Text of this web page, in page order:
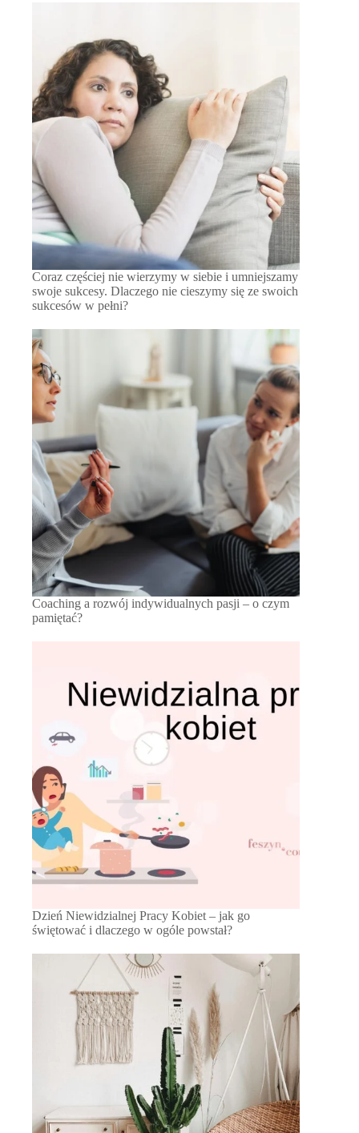
Coraz częściej nie wierzymy w siebie i umniejszamy
swoje sukcesy. Dlaczego nie cieszymy się ze swoich
sukcesów w pełni?
Coaching a rozwój indywidualnych pasji – o czym
pamiętać?
Dzień Niewidzialnej Pracy Kobiet – jak go
świętować i dlaczego w ogóle powstał?